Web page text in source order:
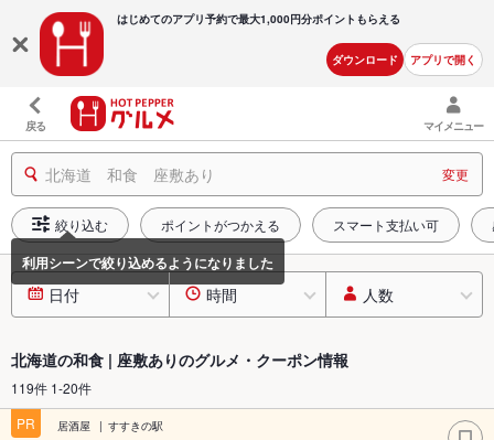
はじめてのアプリ予約で最大1,000円分ポイントもらえる
ダウンロード アプリで開く
戻る マイメニュー
北海道 和食 座敷あり 変更
絞り込む ポイントがつかえる スマート支払い可
日付 時間 人数
北海道の和食 | 座敷ありのグルメ・クーポン情報
119件 1-20件
PR
居酒屋 すすきの駅